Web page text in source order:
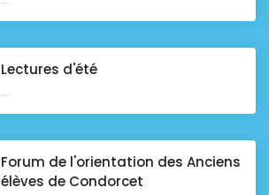
Lectures d'été
...
Forum de l'orientation des Anciens
élèves de Condorcet